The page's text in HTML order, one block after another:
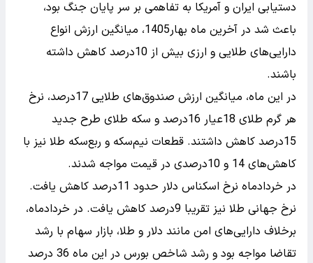
دستیابی ایران و آمریکا به تفاهمی بر سر پایان جنگ بود،
باعث شد در آخرین ماه بهار1405، میانگین ارزش انواع
دارایی‌های طلایی و ارزی بیش از 10درصد کاهش داشته
باشند.
در این ماه، میانگین ارزش صندوق‌های طلایی 17درصد، نرخ
هر گرم طلای 18عیار 16درصد و سکه طلای طرح جدید
15درصد کاهش داشتند. قطعات نیم‌سکه و ربع‌سکه طلا نیز با
کاهش‌های 14 و 10درصدی در قیمت مواجه شدند.
در خردادماه نرخ اسکناس دلار حدود 11درصد کاهش یافت.
نرخ جهانی طلا نیز تقریبا 9درصد کاهش یافت. در خردادماه،
برخلاف دارایی‌های امن مانند دلار و طلا، بازار سهام با رشد
تقاضا مواجه بود و رشد شاخص بورس در این ماه 36 درصد